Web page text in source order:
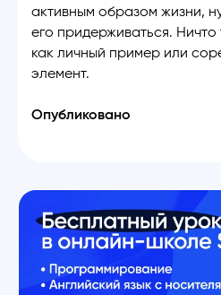
активным образом жизни,
его придерживаться. Ничто
как личный пример или
элемент.
Опубликовано